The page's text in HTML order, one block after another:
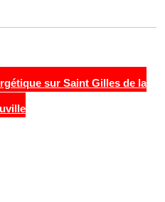
sur Saint Gilles de la